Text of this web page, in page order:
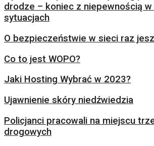
drodze – koniec z niepewnością
sytuacjach
O bezpieczeństwie w sieci raz
Co to jest WOPO?
Jaki Hosting Wybrać w 2023?
Ujawnienie skóry niedźwiedzia
Policjanci pracowali na miejscu
drogowych